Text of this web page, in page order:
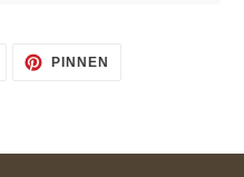
AUF
TWITTER
PINNEN